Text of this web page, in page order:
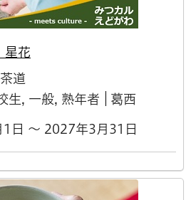
星花
道
生, 一般, 熟年者
葛西
日 ～ 2027年3月31日